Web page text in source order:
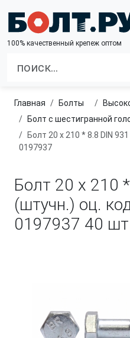
100% качественный крепеж оптом
Главная болты
Болт с шестигранной головкой, неполная резьба, класс
Болт 20 х 210 * 8.8 DIN 931 (штучн.) оц. код позиции
0197937
Болт 20 х 210
(штучн.) оц.
0197937 40 шт